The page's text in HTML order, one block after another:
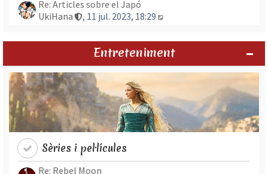
Re: Articles sobre el Japó
UkiHana
, 11 jul. 2023, 18:29
Entreteniment
Sèries i pel·lícules
Re: Rebel Moon